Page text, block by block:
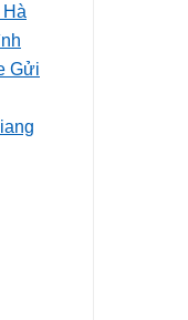
Gửi